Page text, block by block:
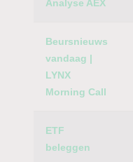
Analyse AEX
Beursnieuws
vandaag |
LYNX
Morning Call
ETF
beleggen